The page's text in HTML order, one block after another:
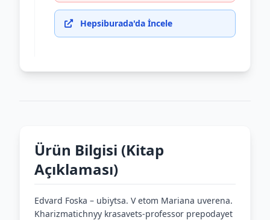
Hepsiburada'da İncele
Ürün Bilgisi (Kitap
Açıklaması)
Edvard Foska – ubiytsa. V etom Mariana uverena.
Kharizmatichnyy krasavets-professor prepodayet